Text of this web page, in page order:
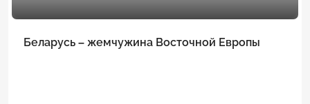
Беларусь – жемчужина Восточной Европы